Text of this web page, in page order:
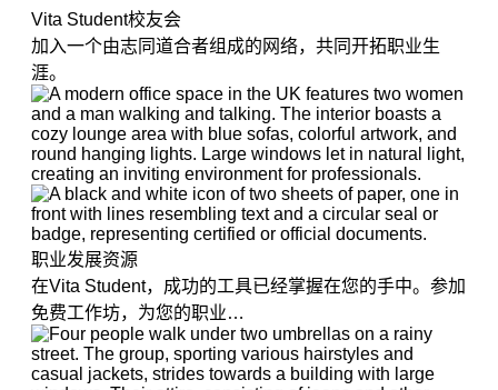
Vita Student校友会
加入一个由志同道合者组成的网络，共同开拓职业生
涯。
职业发展资源
在Vita Student，成功的工具已经掌握在您的手中。参加
免费工作坊，为您的职业…